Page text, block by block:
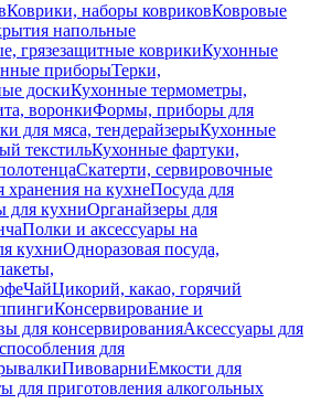
Коврики, наборы ковриковКовровые
напольные
грязезащитные коврикиКухонные
приборыТерки,
доскиКухонные термометры,
воронкиФормы, приборы для
для мяса, тендерайзерыКухонные
текстильКухонные фартуки,
Скатерти, сервировочные
хранения на кухнеПосуда для
для кухниОрганайзеры для
Полки и аксессуары на
кухниОдноразовая посуда,
ЧайЦикорий, какао, горячий
Консервирование и
для консервированияАксессуары для
для
ПивоварниЕмкости для
для приготовления алкогольных